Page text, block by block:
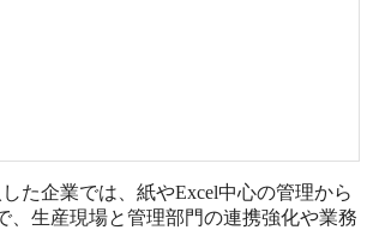
た企業では、紙やExcel中心の管理から
、生産現場と管理部門の連携強化や業務